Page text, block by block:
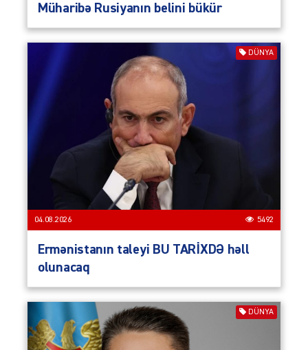
Müharibə Rusiyanın belini bükür
DÜNYA
04.08.2026 5492
Ermənistanın taleyi BU TARİXDƏ həll
olunacaq
DÜNYA